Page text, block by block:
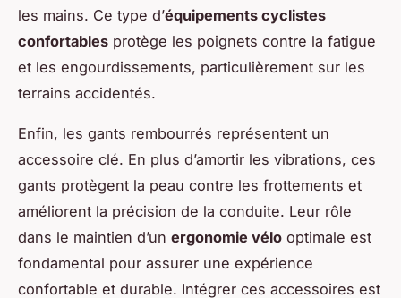
les mains. Ce type d’équipements cyclistes
confortables protège les poignets contre la fatigue
et les engourdissements, particulièrement sur les
terrains accidentés.
Enfin, les gants rembourrés représentent un
accessoire clé. En plus d’amortir les vibrations, ces
gants protègent la peau contre les frottements et
améliorent la précision de la conduite. Leur rôle
dans le maintien d’un ergonomie vélo optimale est
fondamental pour assurer une expérience
confortable et durable. Intégrer ces accessoires est